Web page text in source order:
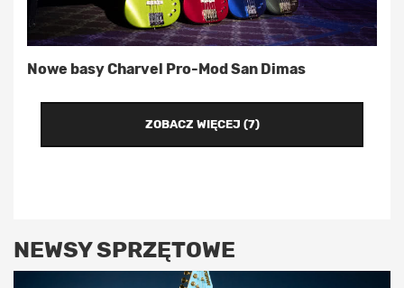
Nowe basy Charvel Pro-Mod San Dimas
ZOBACZ WIĘCEJ (7)
NEWSY SPRZĘTOWE